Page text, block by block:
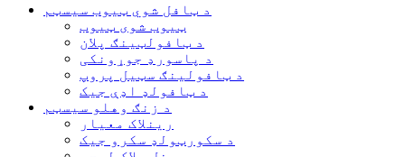
د ټافل شوي ټیوب سیسټم
ټیوب شوی ټیوب
د ټافولټینګ پلان
د پاسورډ جوړونکی
د ټافولینګ سټیل پروپ
د ټافولډ اډې جیک
د زنګ وهلو سیسټم
رینلاک معیار
د سکورټولډ سکرو جیک